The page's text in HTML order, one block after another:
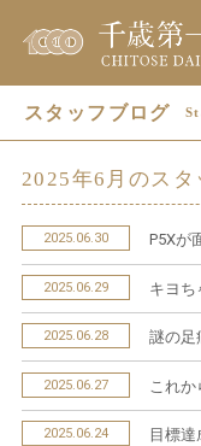
スタッフブログ
2025年6月のスタ
2025.06.30 P5Xが
2025.06.29 キヨち
2025.06.28 謎の足
2025.06.27 これ
2025.06.24 目標達